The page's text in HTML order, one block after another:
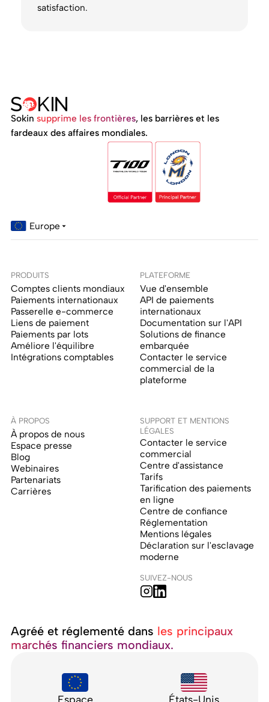
satisfaction.
Sokin supprime les frontières, les barrières et les
fardeaux des affaires mondiales.
Europe
PRODUITS
Comptes clients mondiaux
Paiements internationaux
Passerelle e-commerce
Liens de paiement
Paiements par lots
Améliore l'équilibre
Intégrations comptables
PLATEFORME
Vue d'ensemble
API de paiements
internationaux
Documentation sur l'API
Solutions de finance
embarquée
Contacter le service
commercial de la
plateforme
À PROPOS
À propos de nous
Espace presse
Blog
Webinaires
Partenariats
Carrières
SUPPORT ET MENTIONS
LÉGALES
Contacter le service
commercial
Centre d'assistance
Tarifs
Tarification des paiements
en ligne
Centre de confiance
Réglementation
Mentions légales
Déclaration sur l'esclavage
moderne
SUIVEZ-NOUS
Agréé et réglementé dans ‍ les principaux
marchés financiers mondiaux.
Espace
États-Unis